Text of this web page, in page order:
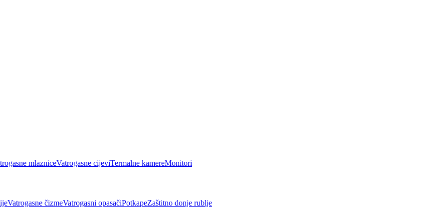
mlazniceVatrogasne cijeviTermalne kamereMonitori
Vatrogasne čizmeVatrogasni opasačiPotkapeZaštitno donje rublje